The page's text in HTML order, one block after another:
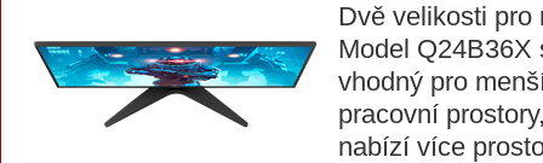
Dvě velikosti pro
Model Q24B36X
vhodný pro
pracovní
nabízí více